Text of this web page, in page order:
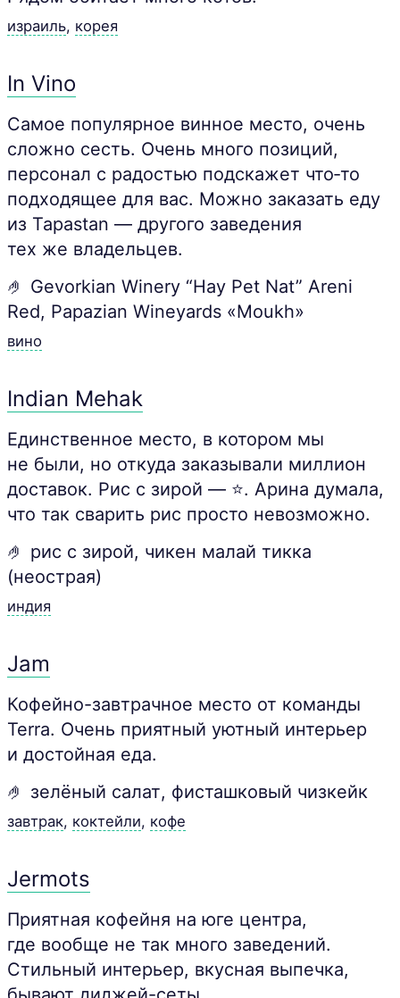
израиль, корея
In Vino
Самое популярное винное место, очень
сложно сесть. Очень много позиций,
персонал с радостью подскажет что‑то
подходящее для вас. Можно заказать еду
из Tapastan — другого заведения
тех же владельцев.
🤌 Gevorkian Winery “Hay Pet Nat” Areni
Red, Papazian Wineyards «Moukh»
вино
Indian Mehak
Единственное место, в котором мы
не были, но откуда заказывали миллион
доставок. Рис с зирой — ⭐. Арина думала,
что так сварить рис просто невозможно.
🤌 рис с зирой, чикен малай тикка
(неострая)
индия
Jam
Кофейно-завтрачное место от команды
Terra. Очень приятный уютный интерьер
и достойная еда.
🤌 зелёный салат, фисташковый чизкейк
завтрак, коктейли, кофе
Jermots
Приятная кофейня на юге центра,
где вообще не так много заведений.
Стильный интерьер, вкусная выпечка,